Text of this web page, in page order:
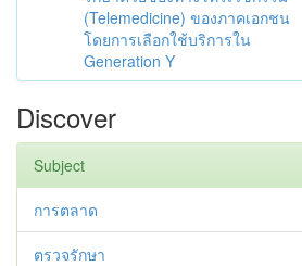
(Telemedicine) ของภาคเอกชน
โดยการเลือกใช้บริการใน
Generation Y
Discover
Subject
การตลาด
ตรวจรักษา